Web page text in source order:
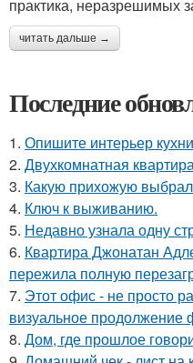
практика, неразрешимых
читать дальше →
Последние
1. Опишите интерьер
2. Двухкомнатная
3. Какую прихожую
4. Ключ к выживанию.
5. Недавно узнала одну
6. Квартира Джонатан
пережила полную
7. Этот офис - не просто
визуальное продолжение
8. Дом, где прошлое